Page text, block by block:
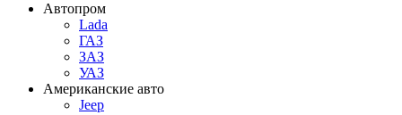
Автопром
Lada
ГАЗ
ЗАЗ
УАЗ
Американские авто
Jeep